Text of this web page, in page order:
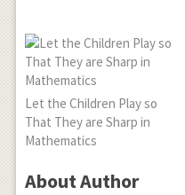
Let the Children Play so
That They are Sharp in
Mathematics
About Author